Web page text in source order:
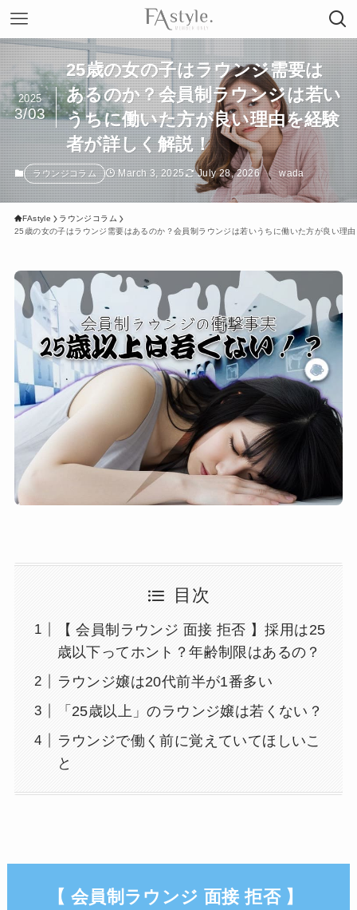
25歳の女の子はラウンジ需要は
あるのか？会員制ラウンジは若い
うちに働いた方が良い理由を経験
者が詳しく解説！
2025
3/03
ラウンジコラム March 3, 2025 July 28, 2026 wada
FAstyle
ラウンジコラム
25歳の女の子はラウンジ需要はあるのか？会員制ラウンジは若いうちに働いた方が良い理
目次
【 会員制ラウンジ 面接 拒否 】採用は25
歳以下ってホント？年齢制限はあるの？
ラウンジ嬢は20代前半が1番多い
「25歳以上」のラウンジ嬢は若くない？
ラウンジで働く前に覚えていてほしいこ
と
【 会員制ラウンジ 面接 拒否 】